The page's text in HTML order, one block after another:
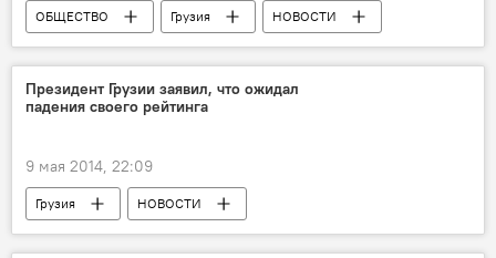
ОБЩЕСТВО Грузия НОВОСТИ
Президент Грузии заявил, что ожидал
падения своего рейтинга
9 мая 2014, 22:09
Грузия НОВОСТИ